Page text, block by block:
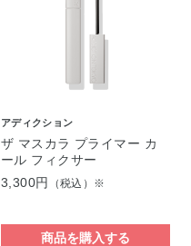
アディクション
ザ マスカラ プライマー カ
ール フィクサー
3,300円
（税込）※
商品を購入する